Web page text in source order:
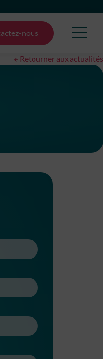
nous
Retourner aux actualités